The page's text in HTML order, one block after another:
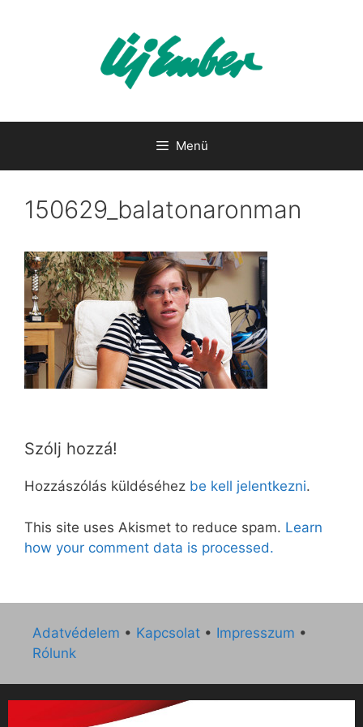
Menü
150629_balatonaronman
Szólj hozzá!
Hozzászólás küldéséhez be kell jelentkezni.
This site uses Akismet to reduce spam. Learn
how your comment data is processed.
Adatvédelem • Kapcsolat • Impresszum •
Rólunk